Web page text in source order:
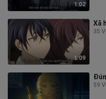
1:02
1:09
Xã
35
59